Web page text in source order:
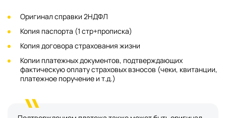
Оригинал справки 2НДФЛ
Копия паспорта (1 стр+прописка)
Копия договора страхования жизни
Копии платежных документов, подтверждающих
фактическую оплату страховых взносов (чеки, квитанции,
платежное поручение и т.д.)